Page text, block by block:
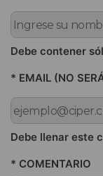
Debe contener
* EMAIL (NO
Debe llenar este
* COMENTARIO